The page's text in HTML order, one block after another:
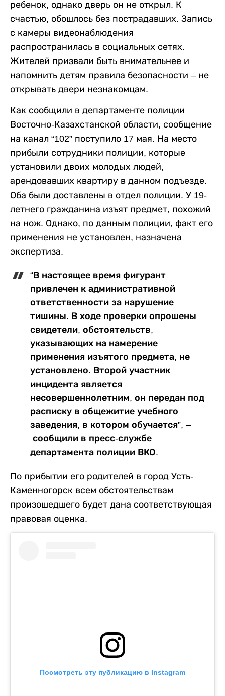
ребенок, однако дверь он не открыл. К
счастью, обошлось без пострадавших. Запись
с камеры видеонаблюдения
распространилась в социальных сетях.
Жителей призвали быть внимательнее и
напомнить детям правила безопасности – не
открывать двери незнакомцам.
Как сообщили в департаменте полиции
Восточно-Казахстанской области, сообщение
на канал “102” поступило 17 мая. На место
прибыли сотрудники полиции, которые
установили двоих молодых людей,
арендовавших квартиру в данном подъезде.
Оба были доставлены в отдел полиции. У 19-
летнего гражданина изъят предмет, похожий
на нож. Однако, по данным полиции, факт его
применения не установлен, назначена
экспертиза.
“В настоящее время фигурант
привлечен к административной
ответственности за нарушение
тишины. В ходе проверки опрошены
свидетели, обстоятельств,
указывающих на намерение
применения изъятого предмета, не
установлено. Второй участник
инцидента является
несовершеннолетним, он передан под
расписку в общежитие учебного
заведения, в котором обучается”, –
сообщили в пресс-службе
департамента полиции ВКО.
По прибытии его родителей в город Усть-
Каменногорск всем обстоятельствам
произошедшего будет дана соответствующая
правовая оценка.
Посмотреть эту публикацию в Instagram